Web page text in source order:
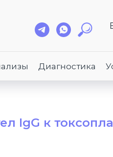
Диагностика
IgG к